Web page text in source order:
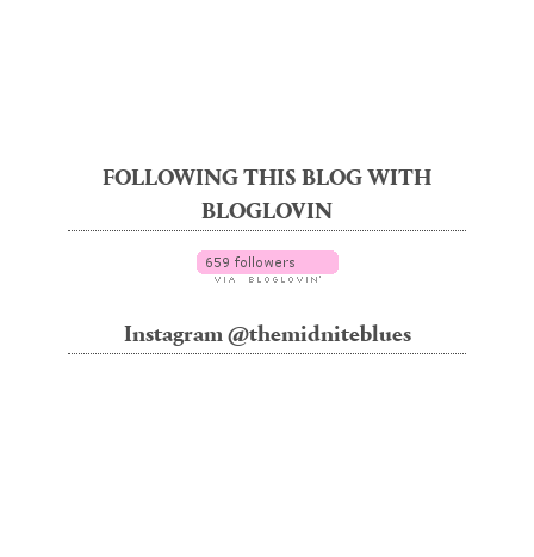
FOLLOWING THIS BLOG WITH
BLOGLOVIN
Instagram @themidniteblues